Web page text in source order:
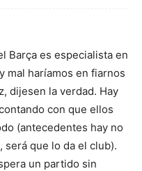
Barça es especialista en
mal haríamos en fiarnos
dijesen la verdad. Hay
con que ellos
(antecedentes hay no
será que lo da el club).
un partido sin